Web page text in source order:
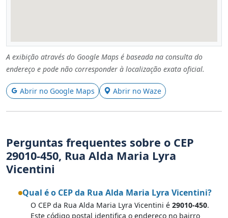
A exibição através do Google Maps é baseada na consulta do
endereço e pode não corresponder à localização exata oficial.
Abrir no Google Maps Abrir no Waze
Perguntas frequentes sobre o CEP
29010-450, Rua Alda Maria Lyra
Vicentini
Qual é o CEP da Rua Alda Maria Lyra Vicentini?
O CEP da Rua Alda Maria Lyra Vicentini é 29010-450.
Este código postal identifica o endereço no bairro